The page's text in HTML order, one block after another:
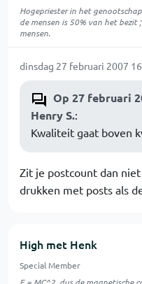
Hogepriester in het
de mensen is 50% van het
mensen.
dinsdag 27 februari 2007
Op 27 februari
Henry S.:
Kwaliteit gaat boven
Zit je postcount dan
drukken met posts als
High met Henk
Special Member